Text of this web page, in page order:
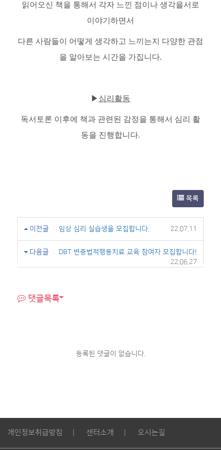
읽어오신 책을 통해서 각자 느낀 점이나 생각을서로
이야기하면서
다른 사람들이 어떻게 생각하고 느끼는지 다양한 관점
을 알아보는 시간을 가집니다.
▶ 심리활동
독서토론 이후에 책과 관련된 감정을 통해서 심리 활
동을 진행합니다.
목록
이전글 임상 심리 실습생을 모집합니다. 22.07.11
다음글
DBT 변증법적행동치료 교육 참여자 모집합니다!
22.06.27
댓글목록
등록된 댓글이 없습니다.
개인정보취급방침 센터소개 오시는길